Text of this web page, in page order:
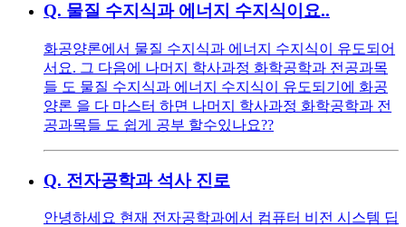
Q. 물질 수지식과 에너지 수지식이요..
화공양론에서 물질 수지식과 에너지 수지식이 유도되어
서요. 그 다음에 나머지 학사과정 화학공학과 전공과목
들 도 물질 수지식과 에너지 수지식이 유도되기에 화공
양론 을 다 마스터 하면 나머지 학사과정 화학공학과 전
공과목들 도 쉽게 공부 할수있나요??
Q. 전자공학과 석사 진로
안녕하세요 현재 전자공학과에서 컴퓨터 비전 시스템 딥